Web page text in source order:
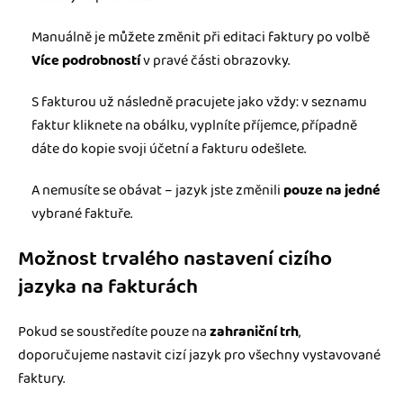
Manuálně je můžete změnit při editaci faktury po volbě
Více podrobnostív pravé části obrazovky.
S fakturou už následně pracujete jako vždy: v seznamu
faktur kliknete na obálku, vyplníte příjemce, případně
dáte do kopie svoji účetní a fakturu odešlete.
A nemusíte se obávat – jazyk jste změnilipouze na jedné
vybrané faktuře.
Možnost trvalého nastavení cizího
jazyka na fakturách
Pokud se soustředíte pouze nazahraniční trh,
doporučujeme nastavit cizí jazyk pro všechny vystavované
faktury.